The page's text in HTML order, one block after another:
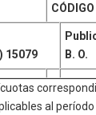
15079
B. O.
al período